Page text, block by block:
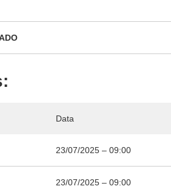
Data
23/07/2025 – 09:00
23/07/2025 – 09:00